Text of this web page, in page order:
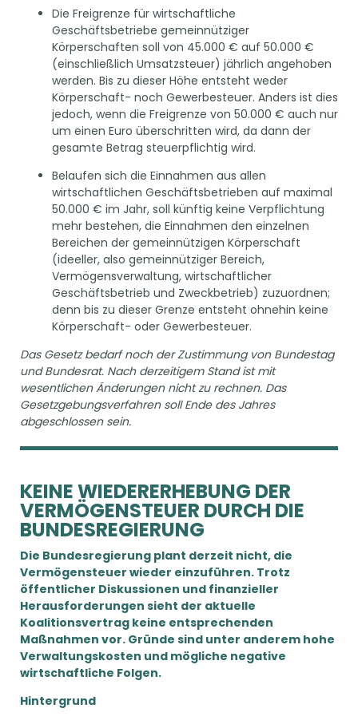
Die Freigrenze für wirtschaftliche
Geschäftsbetriebe gemeinnütziger
Körperschaften soll von 45.000 € auf 50.000 €
(einschließlich Umsatzsteuer) jährlich angehoben
werden. Bis zu dieser Höhe entsteht weder
Körperschaft- noch Gewerbesteuer. Anders ist dies
jedoch, wenn die Freigrenze von 50.000 € auch nur
um einen Euro überschritten wird, da dann der
gesamte Betrag steuerpflichtig wird.
Belaufen sich die Einnahmen aus allen
wirtschaftlichen Geschäftsbetrieben auf maximal
50.000 € im Jahr, soll künftig keine Verpflichtung
mehr bestehen, die Einnahmen den einzelnen
Bereichen der gemeinnützigen Körperschaft
(ideeller, also gemeinnütziger Bereich,
Vermögensverwaltung, wirtschaftlicher
Geschäftsbetrieb und Zweckbetrieb) zuzuordnen;
denn bis zu dieser Grenze entsteht ohnehin keine
Körperschaft- oder Gewerbesteuer.
Das Gesetz bedarf noch der Zustimmung von Bundestag
und Bundesrat. Nach derzeitigem Stand ist mit
wesentlichen Änderungen nicht zu rechnen. Das
Gesetzgebungsverfahren soll Ende des Jahres
abgeschlossen sein.
KEINE WIEDERERHEBUNG DER
VERMÖGENSTEUER DURCH DIE
BUNDESREGIERUNG
Die Bundesregierung plant derzeit nicht, die
Vermögensteuer wieder einzuführen. Trotz
öffentlicher Diskussionen und finanzieller
Herausforderungen sieht der aktuelle
Koalitionsvertrag keine entsprechenden
Maßnahmen vor. Gründe sind unter anderem hohe
Verwaltungskosten und mögliche negative
wirtschaftliche Folgen.
Hintergrund